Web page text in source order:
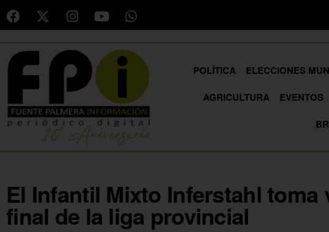
POLÍTICA ELECCIONES
AGRICULTURA
EVENTOS
El Infantil Mixto Inferstahl toma
final de la liga provincial